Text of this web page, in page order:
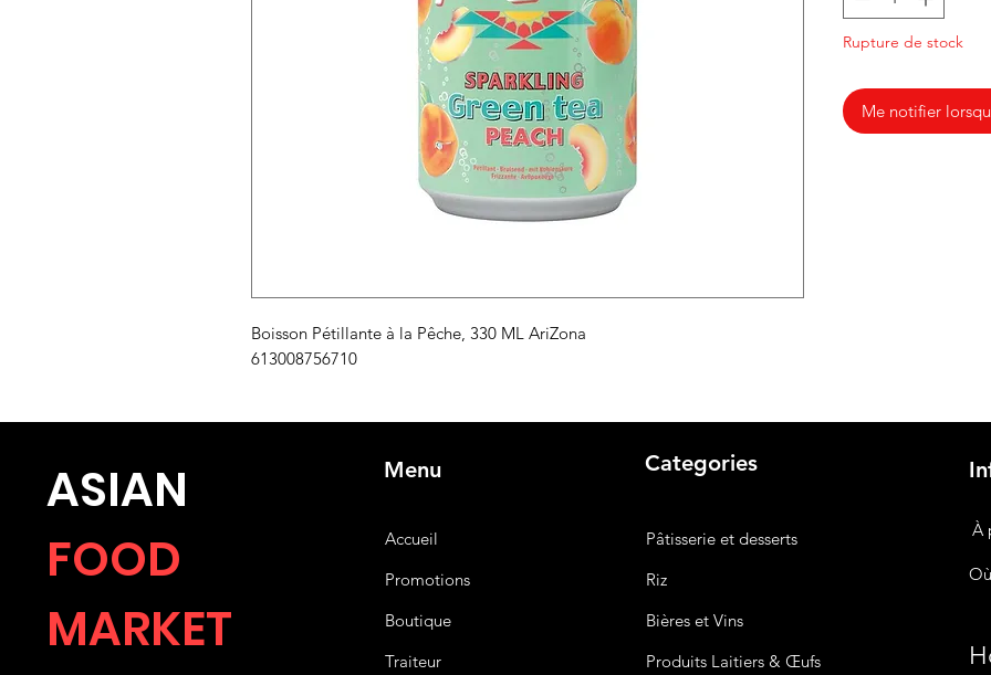
Boisson Pétillante à la Pêche, 330 ML AriZona
613008756710
Rupture de stock
Me notifier
ASIAN
FOOD
MARKET
Menu
Accueil
Promotions
Boutique
Traiteur
Categories
Pâtisserie et desserts
Riz
Bièreset Vins
Produits Laitiers & Œufs
À